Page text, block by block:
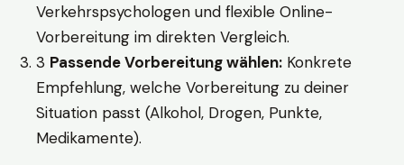
Verkehrspsychologen und flexible Online-
Vorbereitung im direkten Vergleich.
3 Passende Vorbereitung wählen: Konkrete
Empfehlung, welche Vorbereitung zu deiner
Situation passt (Alkohol, Drogen, Punkte,
Medikamente).